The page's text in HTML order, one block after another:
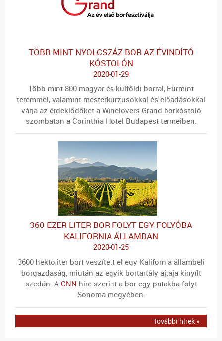
TÖBB MINT NYOLCSZÁZ BOR AZ ÉVINDÍTÓ
KÓSTOLÓN
2020-01-29
Több mint 800 magyar és külföldi borral, Furmint
teremmel, valamint mesterkurzusokkal és előadásokkal
várja az érdeklődőket a Winelovers Grand borkóstoló
szombaton a Corinthia Hotel Budapest termeiben.
360 EZER LITER BOR FOLYT EGY FOLYÓBA
KALIFORNIA ÁLLAMBAN
2020-01-25
3600 hektoliter bort veszített el egy Kalifornia állambeli
borgazdaság, miután az egyik bortartály ajtaja kinyílt
szedán. A CNN híre szerint a bor egy patakba folyt
Sonoma megyében.
További hírek »